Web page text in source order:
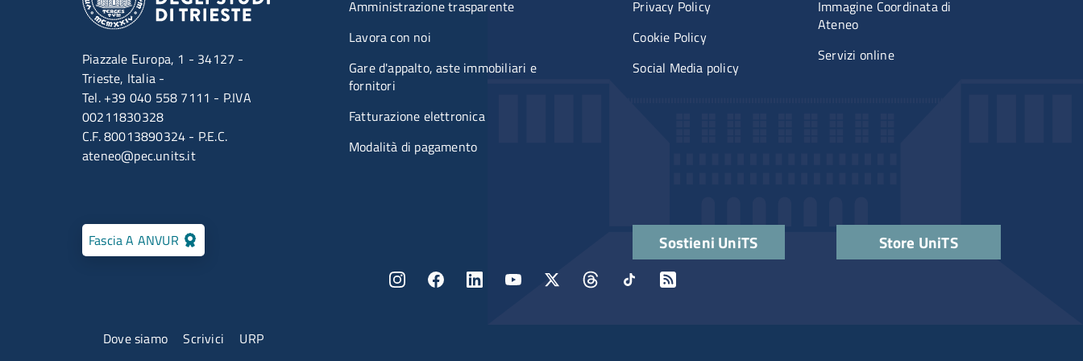
Piazzale Europa, 1 - 34127 -
Trieste, Italia -
Tel. +39 040 558 7111 - P.IVA
00211830328
C.F. 80013890324 - P.E.C.
ateneo@pec.units.it
Fascia A ANVUR
Menu contatti
Dove siamo Scrivici URP
Amministrazione trasparente
Lavora con noi
Gare d'appalto, aste immobiliari e
fornitori
Fatturazione elettronica
Modalità di pagamento
Privacy Policy
Cookie Policy
Social Media policy
Immagine Coordinata di
Ateneo
Servizi online
Quick links
Sostieni UniTS Store UniTS
Menu social